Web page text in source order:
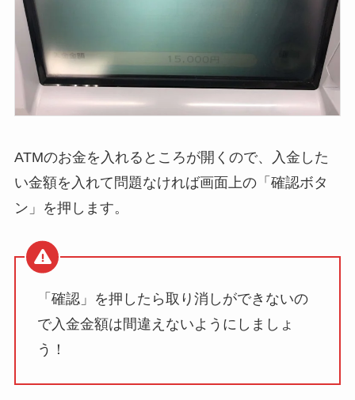
ATMのお金を入れるところが開くので、入金した
い金額を入れて問題なければ画面上の「確認ボタ
ン」を押します。
「確認」を押したら取り消しができないの
で入金金額は間違えないようにしましょ
う！